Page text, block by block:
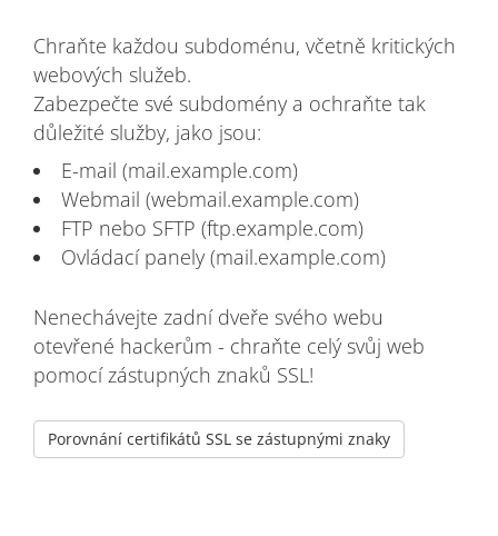
Chraňte každou subdoménu, včetně kritických
webových služeb.
Zabezpečte své subdomény a ochraňte tak
důležité služby, jako jsou:
E-mail (mail.example.com)
Webmail (webmail.example.com)
FTP nebo SFTP (ftp.example.com)
Ovládací panely (mail.example.com)
Nenechávejte zadní dveře svého webu
otevřené hackerům - chraňte celý svůj web
pomocí zástupných znaků SSL!
Porovnání certifikátů SSL se zástupnými znaky